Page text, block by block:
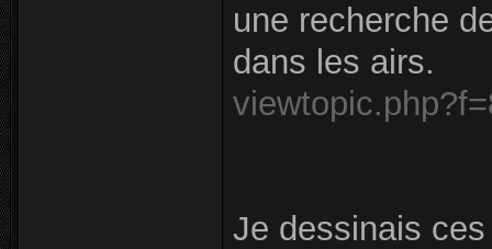
une recherche
dans les airs.
Je dessinais